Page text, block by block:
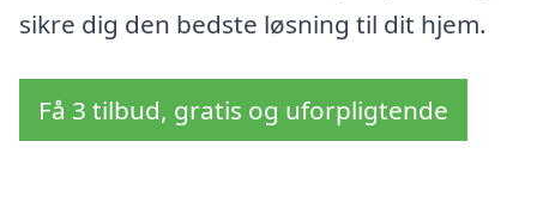
sikre dig den bedste løsning til dit hjem.
Få 3 tilbud, gratis og uforpligtende